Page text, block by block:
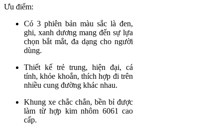
Ưu điểm:
Có 3 phiên bản màu sắc là đen,
ghi, xanh dương mang đến sự lựa
chọn bắt mắt, đa dạng cho người
dùng.
Thiết kế trẻ trung, hiện đại, cá
tính, khỏe khoắn, thích hợp đi trên
nhiều cung đường khác nhau.
Khung xe chắc chắn, bền bỉ được
làm từ hợp kim nhôm 6061 cao
cấp.